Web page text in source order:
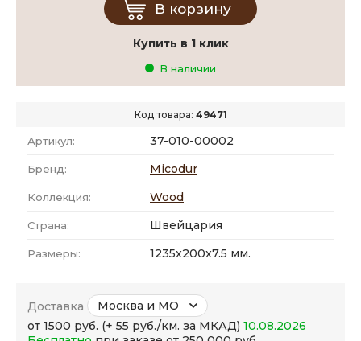
Код товара: 49471
Артикул: 37-010-00002
Бренд: Micodur
Коллекция: Wood
Страна: Швейцария
Размеры: 1235x200x7.5 мм.
В корзину
Купить в 1 клик
В наличии
Доставка
Москва и МО
от 1500 руб. (+ 55 руб./км. за МКАД) 10.08.2026